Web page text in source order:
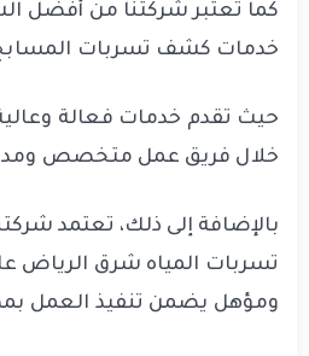
كما تعتبر شركتنا من أفضل
خدمات كشف تسربات
حيث تقدم خدمات فعالة
خلال فريق عمل متخصص
بالإضافة إلى ذلك، تعتمد
تسربات المياه شرق الرياض
ومؤهل يضمن تنفيذ العمل